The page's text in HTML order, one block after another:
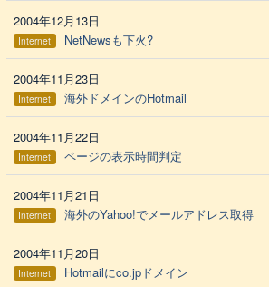
2004年12月13日
Internet NetNewsも下火?
2004年11月23日
Internet 海外ドメインのHotmail
2004年11月22日
Internet ページの表示時間判定
2004年11月21日
Internet 海外のYahoo!でメールアドレス取得
2004年11月20日
Internet Hotmailにco.jpドメイン